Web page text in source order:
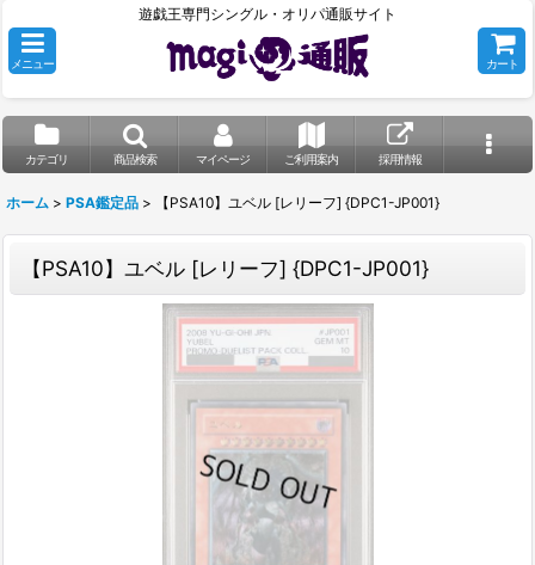
遊戯王専門シングル・オリパ通販サイト
メニュー カート
カテゴリ 商品検索 マイページ ご利用案内 採用情報
ホーム > PSA鑑定品 > 【PSA10】ユベル [レリーフ] {DPC1-JP001}
【PSA10】ユベル [レリーフ] {DPC1-JP001}